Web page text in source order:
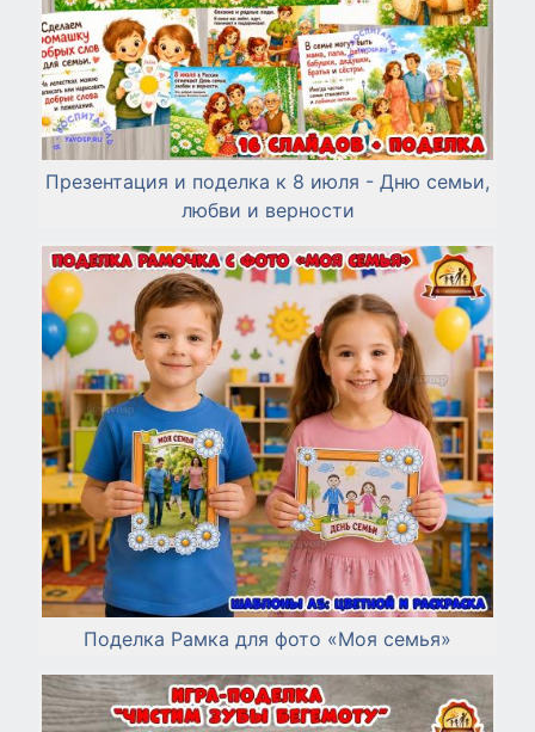
Презентация и поделка к 8 июля - Дню семьи,
любви и верности
Поделка Рамка для фото «Моя семья»